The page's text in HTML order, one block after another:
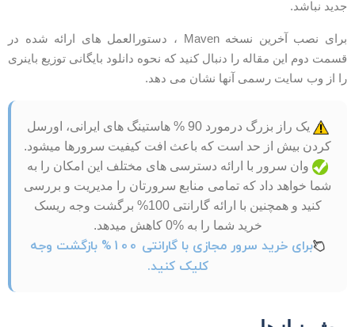
نباشد.
برای نصب آخرین نسخه Maven ، دستورالعمل های ارائه شده در
دوم این مقاله را دنبال کنید که نحوه دانلود بایگانی توزیع باینری
از وب سایت رسمی آنها نشان می دهد.
یک راز بزرگ درمورد 90 % هاستینگ های ایرانی، اورسل
کردن بیش از حد است که باعث افت کیفیت سرورها میشود.
وان سرور با ارائه دسترسی های مختلف این امکان را به
شما خواهد داد که تمامی منابع سرورتان را مدیریت و بررسی
کنید و همچنین با ارائه گارانتی 100% برگشت وجه ریسک
خرید شما را به %0 کاهش میدهد.
برای خرید سرور مجازی با گارانتی 100% بازگشت وجه
کلیک کنید.